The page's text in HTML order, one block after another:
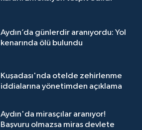
Aydın’da günlerdir aranıyordu: Yol
kenarında ölü bulundu
Kuşadası'nda otelde zehirlenme
iddialarına yönetimden açıklama
Aydın'da mirasçılar aranıyor!
Başvuru olmazsa miras devlete